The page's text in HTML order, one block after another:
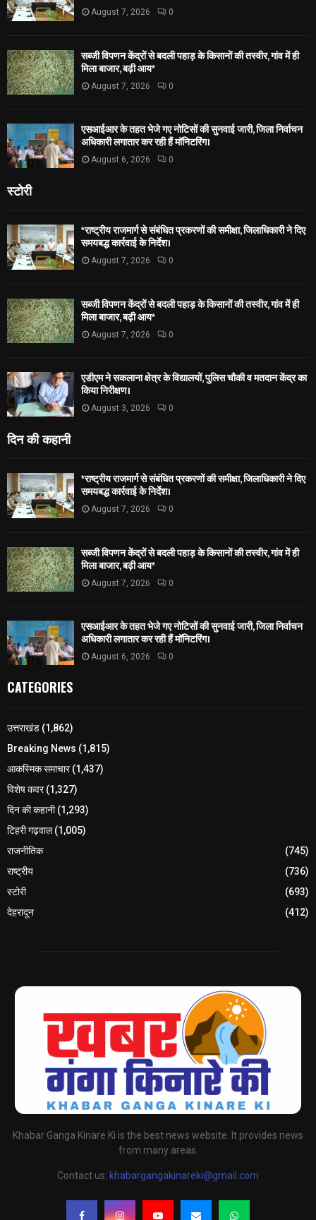
August 7, 2026 0
सब्जी विपणन केंद्रों से बदली पहाड़ के किसानों की तस्वीर, गांव में ही
मिला बाजार, बढ़ी आय*
August 7, 2026 0
एसआईआर के तहत भेजे गए नोटिसों की सुनवाई जारी, जिला निर्वाचन
अधिकारी लगातार कर रही हैं मॉनिटरिंग।
August 6, 2026 0
स्टोरी
*राष्ट्रीय राजमार्ग से संबंधित प्रकरणों की समीक्षा, जिलाधिकारी ने दिए
समयबद्ध कार्रवाई के निर्देश।
August 7, 2026 0
सब्जी विपणन केंद्रों से बदली पहाड़ के किसानों की तस्वीर, गांव में ही
मिला बाजार, बढ़ी आय*
August 7, 2026 0
एडीएम ने सकलाना क्षेत्र के विद्यालयों, पुलिस चौकी व मतदान केंद्र का
किया निरीक्षण।
August 3, 2026 0
दिन की कहानी
*राष्ट्रीय राजमार्ग से संबंधित प्रकरणों की समीक्षा, जिलाधिकारी ने दिए
समयबद्ध कार्रवाई के निर्देश।
August 7, 2026 0
सब्जी विपणन केंद्रों से बदली पहाड़ के किसानों की तस्वीर, गांव में ही
मिला बाजार, बढ़ी आय*
August 7, 2026 0
एसआईआर के तहत भेजे गए नोटिसों की सुनवाई जारी, जिला निर्वाचन
अधिकारी लगातार कर रही हैं मॉनिटरिंग।
August 6, 2026 0
CATEGORIES
उत्तराखंड (1,862)
Breaking News (1,815)
आकस्मिक समाचार(1,437)
विशेष कवर(1,327)
दिन की कहानी(1,293)
टिहरी गढ़वाल(1,005)
राजनीतिक
(745)
राष्ट्रीय
(736)
स्टोरी
(693)
देहरादून
(412)
Khabar Ganga Kinare Ki is the best news website. It provides news
from many areas.
Contact us: khabargangakinareki@gmail.com